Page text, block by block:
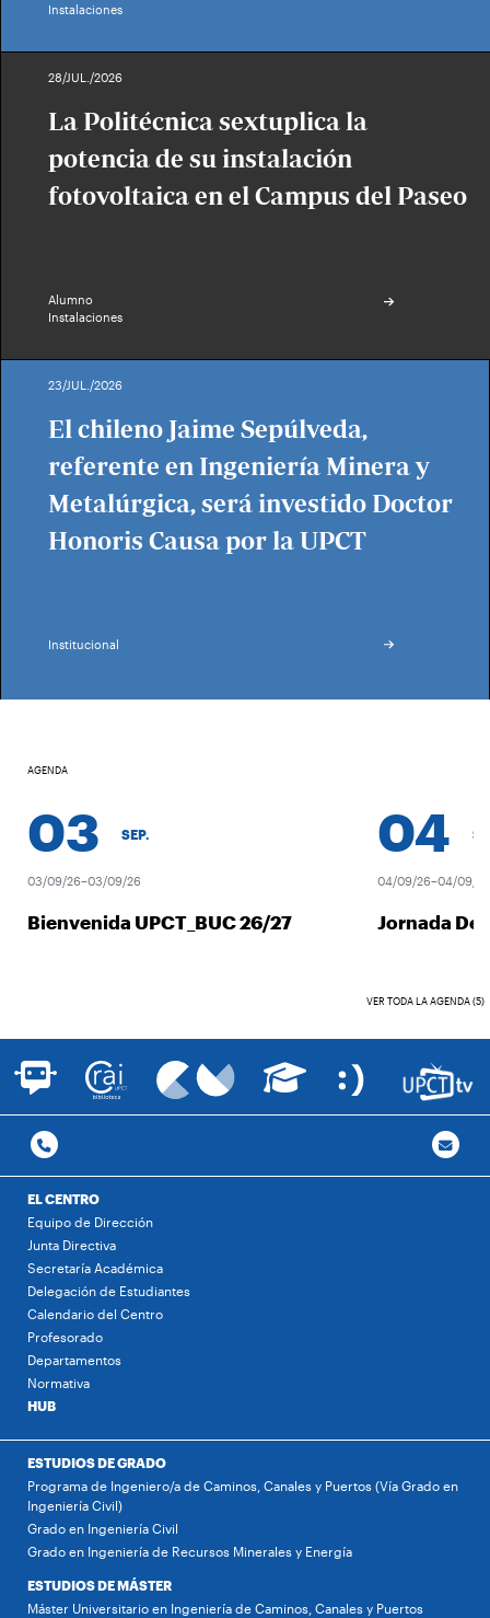
Instalaciones
28/JUL./2026
La Politécnica sextuplica la
potencia de su instalación
fotovoltaica en el Campus del Paseo
Alumno
Instalaciones
23/JUL./2026
El chileno Jaime Sepúlveda,
referente en Ingeniería Minera y
Metalúrgica, será investido Doctor
Honoris Causa por la UPCT
Institucional
AGENDA
03 SEP.
03/09/26–03/09/26
Bienvenida UPCT_BUC 26/27
04 SEP.
04/09/26–04/09/26
Jornada
VER TODA LA AGENDA (5)
EL CENTRO
Equipo de Dirección
Junta Directiva
Secretaría Académica
Delegación de Estudiantes
Calendario del Centro
Profesorado
Departamentos
Normativa
HUB
ESTUDIOS DE GRADO
Programa de Ingeniero/a de Caminos, Canales y Puertos (Vía Grado en
Ingeniería Civil)
Grado en Ingeniería Civil
Grado en Ingeniería de Recursos Minerales y Energía
ESTUDIOS DE MÁSTER
Máster Universitario en Ingeniería de Caminos, Canales y Puertos